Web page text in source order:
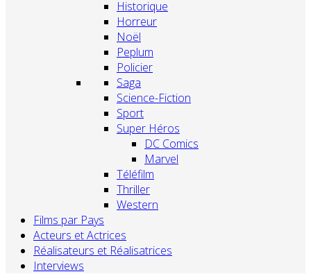
Historique
Horreur
Noël
Peplum
Policier
Saga
Science-Fiction
Sport
Super Héros
DC Comics
Marvel
Téléfilm
Thriller
Western
Films par Pays
Acteurs et Actrices
Réalisateurs et Réalisatrices
Interviews